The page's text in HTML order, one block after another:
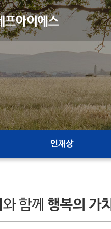
인재상
와 함께 행복의 가치